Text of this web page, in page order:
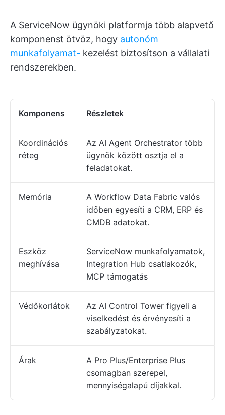
A ServiceNow ügynöki platformja több alapvető
komponenst ötvöz, hogy autonóm
munkafolyamat- kezelést biztosítson a vállalati
rendszerekben.
Komponens Részletek
Koordinációs
réteg
Az AI Agent Orchestrator több
ügynök között osztja el a
feladatokat.
Memória
A Workflow Data Fabric valós
időben egyesíti a CRM, ERP és
CMDB adatokat.
Eszköz
meghívása
ServiceNow munkafolyamatok,
Integration Hub csatlakozók,
MCP támogatás
Védőkorlátok
Az AI Control Tower figyeli a
viselkedést és érvényesíti a
szabályzatokat.
Árak
A Pro Plus/Enterprise Plus
csomagban szerepel,
mennyiségalapú díjakkal.